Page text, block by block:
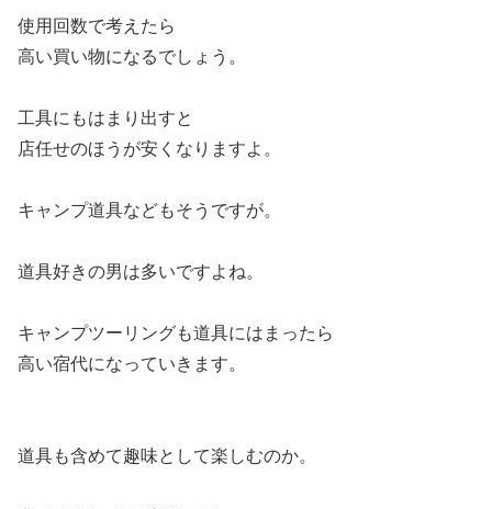
使用回数で考えたら
高い買い物になるでしょう。
工具にもはまり出すと
店任せのほうが安くなりますよ。
キャンプ道具などもそうですが。
道具好きの男は多いですよね。
キャンプツーリングも道具にはまったら
高い宿代になっていきます。
道具も含めて趣味として楽しむのか。